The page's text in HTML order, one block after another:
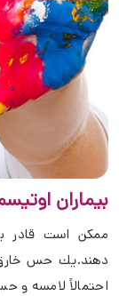
بیماران
ممكن است
دھند.يك حس خارق
احتمالاً لامسه و